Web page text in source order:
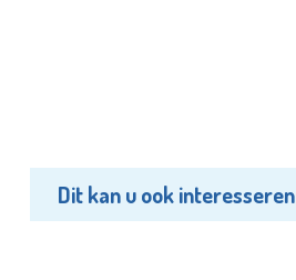
Dit kan u ook interesseren